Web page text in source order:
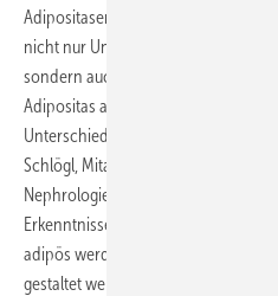
Adipositaserkrankungen (IFB) und
nicht nur Unterschiede zwischen
sondern auch zwischen den
Adipositas auch vor dem
Unterschiede der Hirnstrukturen
Schlögl, Mitarbeiter der Klinik und
Nephrologie am Universitätsklinikum
Erkenntnisse etwa Hinweise darauf
adipös werden als Männer, und wie
gestaltet werden könnten. Noch sei